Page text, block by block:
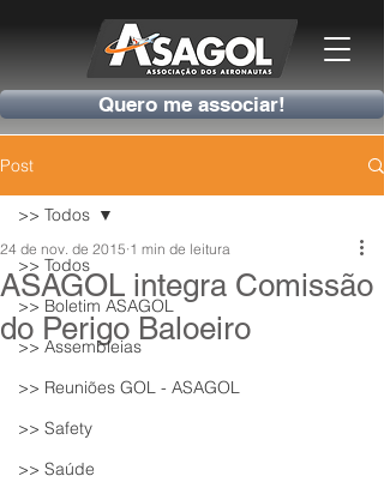
Quero me associar!
Post
>> Todos
>> Boletim ASAGOL
>> Assembleias
>> Reuniões GOL - ASAGOL
>> Safety
>> Saúde
>> Todos
ASAGOL integra Comissão
do Perigo Baloeiro
24 de nov. de 2015 1 min de leitura